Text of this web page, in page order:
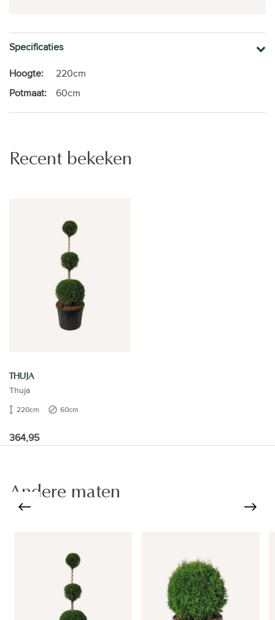
Specificaties
Hoogte:
220cm
Potmaat:
60cm
Recent bekeken
THUJA
Thuja
220cm 60cm
364,95
Andere maten